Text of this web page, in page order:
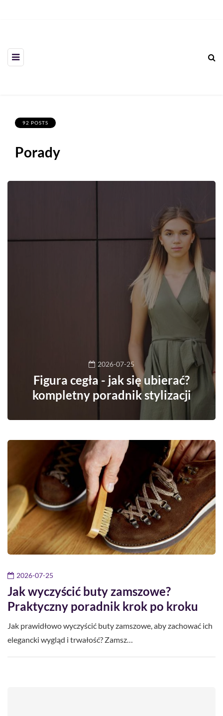
92 POSTS
Porady
2026-07-25
Figura cegła - jak się ubierać?
kompletny poradnik stylizacji
2026-07-25
Jak wyczyścić buty zamszowe?
Praktyczny poradnik krok po kroku
Jak prawidłowo wyczyścić buty zamszowe, aby zachować ich
elegancki wygląd i trwałość? Zamsz…